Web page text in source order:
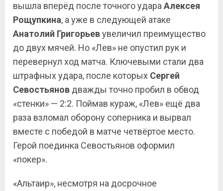
вышла вперёд после точного удара Алексея
Рощупкина, а уже в следующей атаке
Анатолий Григорьевувеличил преимущество
до двух мячей. Но «Лев» не опустил рук и
перевернул ход матча. Ключевыми стали два
штрафных удара, после которых Сергей
Севостьянов дважды точно пробил в обвод
«стенки» — 2:2. Поймав кураж, «Лев» ещё два
раза взломал оборону соперника и вырвал
вместе с победой в матче четвёртое место.
Герой поединка Севостьянов оформил
«покер».
«Альтаир», несмотря на досрочное